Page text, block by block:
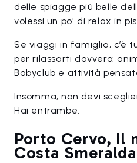
delle spiagge più belle
volessi un po' di relax in
Se viaggi in famiglia, c’è
per rilassarti davvero:
Babyclub e attività
Insomma, non devi
Hai entrambe.
Porto Cervo, Il
Costa Smeralda